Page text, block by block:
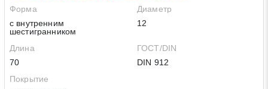
Форма
с внутренним
шестигранником
Диаметр
12
Длина
70
ГОСТ/DIN
DIN 912
Покрытие